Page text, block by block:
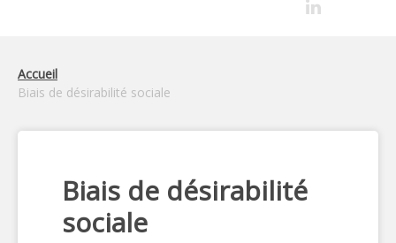
Accueil
Biais de désirabilité sociale
Biais de désirabilité
sociale